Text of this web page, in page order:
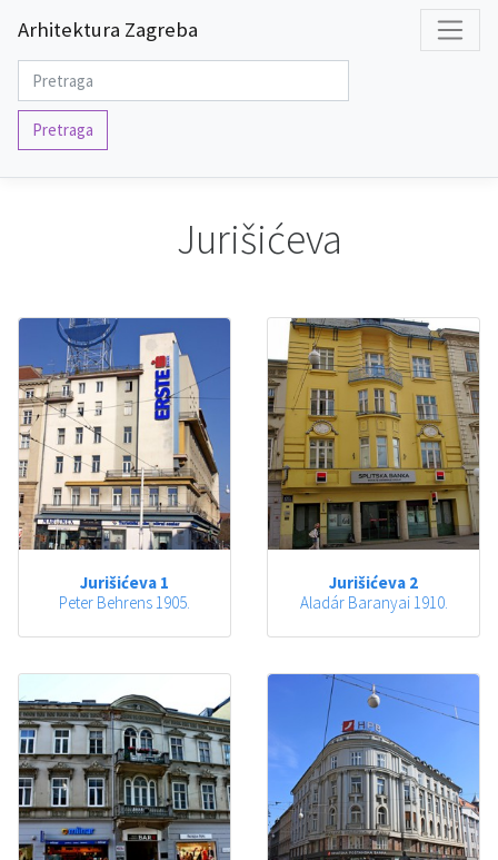
Arhitektura Zagreba
Pretraga
Jurišićeva
Jurišićeva 1
Peter Behrens 1905.
Jurišićeva 2
Aladár Baranyai 1910.